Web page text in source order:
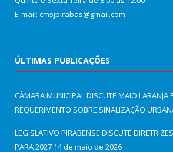
E-mail: cmsjpirabas@gmail.com
ÚLTIMAS PUBLICAÇÕES
CÂMARA MUNICIPAL DISCUTE MAIO LARANJA
REQUERIMENTO SOBRE SINALIZAÇÃO
LEGISLATIVO PIRABENSE DISCUTE
PARA 2027 14 de maio de 2026